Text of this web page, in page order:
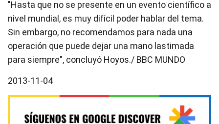
"Hasta que no se presente en un evento científico a
nivel mundial, es muy difícil poder hablar del tema.
Sin embargo, no recomendamos para nada una
operación que puede dejar una mano lastimada
para siempre", concluyó Hoyos./ BBC MUNDO
2013-11-04